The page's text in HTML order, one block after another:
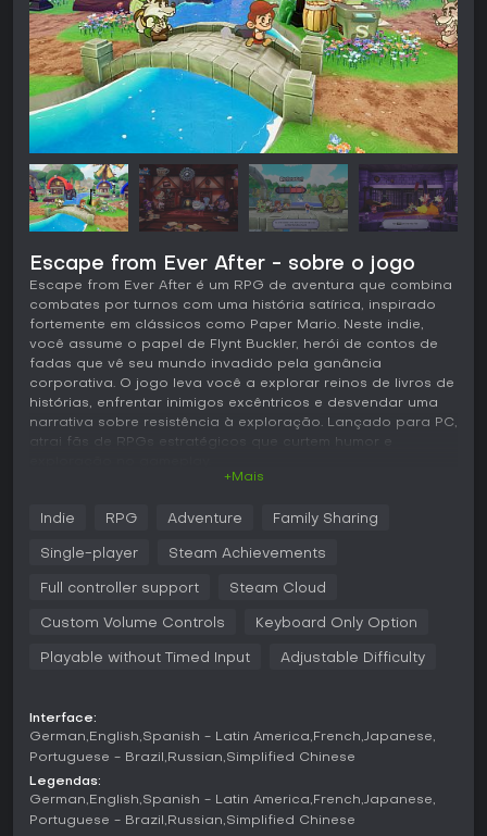
Escape from Ever After - sobre o jogo
Escape from Ever After é um RPG de aventura que combina
combates por turnos com uma história satírica, inspirado
fortemente em clássicos como Paper Mario. Neste indie,
você assume o papel de Flynt Buckler, herói de contos de
fadas que vê seu mundo invadido pela ganância
corporativa. O jogo leva você a explorar reinos de livros de
histórias, enfrentar inimigos excêntricos e desvendar uma
narrativa sobre resistência à exploração. Lançado para PC,
atrai fãs de RPGs estratégicos que curtem humor e
O coração de Escape from Ever After são os combates por
turnos em que o timing faz toda a diferença. Você comanda
potencializar ataques ou se defender com eficiência. O
acumuláveis, que adicionam camadas de estratégia sem
essencial: percorra mundos vibrantes de contos infantis,
A customização de party mantém tudo variado. Cada
personagem tem habilidades únicas que evoluem com o
progresso, incentivando testes com diferentes formações
de time. O sistema valoriza o planejamento, como equipar
badges ou usar itens para virar o jogo em lutas difíceis.
+Mais
Indie RPG Adventure Family Sharing
Single-player Steam Achievements
Full controller support Steam Cloud
Custom Volume Controls Keyboard Only Option
Playable without Timed Input Adjustable Difficulty
Interface:
German English Spanish - Latin America French Japanese
Portuguese - Brazil
Russian Simplified Chinese
Legendas:
German English Spanish - Latin America French Japanese
Portuguese - Brazil
Russian Simplified Chinese